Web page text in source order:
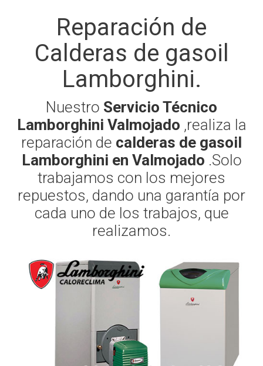
Reparación de
Calderas de gasoil
Lamborghini.
Nuestro Servicio Técnico
Lamborghini Valmojado ,realiza la
reparación de calderas de gasoil
Lamborghini en Valmojado .Solo
trabajamos con los mejores
repuestos, dando una garantía por
cada uno de los trabajos, que
realizamos.